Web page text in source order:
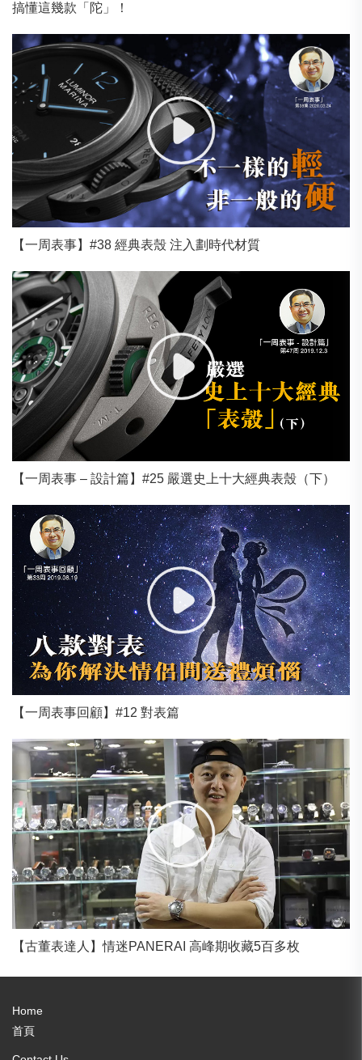
搞懂這幾款「陀」！
【一周表事】#38 經典表殼 注入劃時代材質
【一周表事 – 設計篇】#25 嚴選史上十大經典表殼（下）
【一周表事回顧】#12 對表篇
【古董表達人】情迷PANERAI 高峰期收藏5百多枚
Home
首頁